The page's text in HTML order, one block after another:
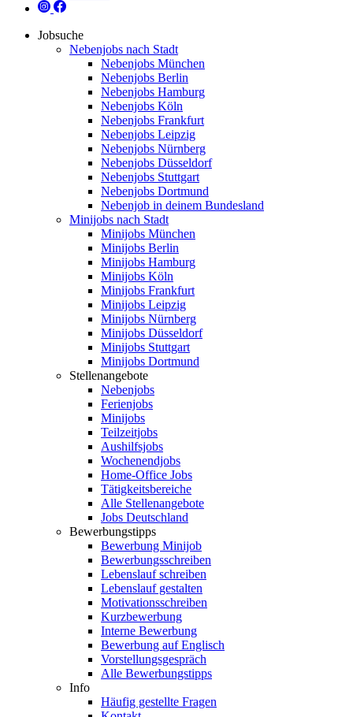
Jobsuche
Nebenjobs nach Stadt
Nebenjobs München
Nebenjobs Berlin
Nebenjobs Hamburg
Nebenjobs Köln
Nebenjobs Frankfurt
Nebenjobs Leipzig
Nebenjobs Nürnberg
Nebenjobs Düsseldorf
Nebenjobs Stuttgart
Nebenjobs Dortmund
Nebenjob in deinem Bundesland
Minijobs nach Stadt
Minijobs München
Minijobs Berlin
Minijobs Hamburg
Minijobs Köln
Minijobs Frankfurt
Minijobs Leipzig
Minijobs Nürnberg
Minijobs Düsseldorf
Minijobs Stuttgart
Minijobs Dortmund
Stellenangebote
Nebenjobs
Ferienjobs
Minijobs
Teilzeitjobs
Aushilfsjobs
Wochenendjobs
Home-Office Jobs
Tätigkeitsbereiche
Alle Stellenangebote
Jobs Deutschland
Bewerbungstipps
Bewerbung Minijob
Bewerbungsschreiben
Lebenslauf schreiben
Lebenslauf gestalten
Motivationsschreiben
Kurzbewerbung
Interne Bewerbung
Bewerbung auf Englisch
Vorstellungsgespräch
Alle Bewerbungstipps
Info
Häufig gestellte Fragen